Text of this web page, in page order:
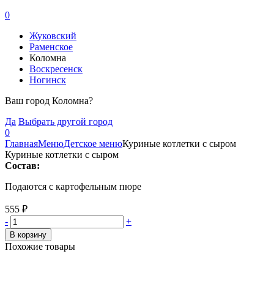
0
Жуковский
Раменское
Коломна
Воскресенск
Ногинск
Ваш город Коломна?
Да Выбрать другой город
0
ГлавнаяМенюДетское менюКуриные котлетки с сыром
Куриные котлетки с сыром
Состав:
Подаются с картофельным пюре
555 ₽
-
+
В корзину
Похожие товары